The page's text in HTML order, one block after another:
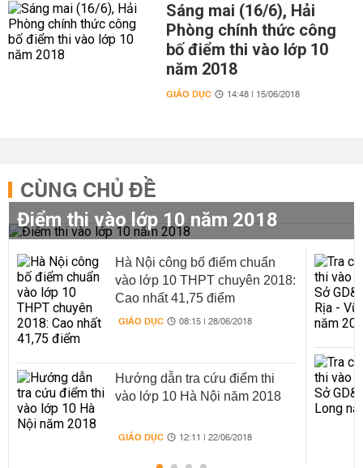
Sáng mai (16/6), Hải
Phòng chính thức công
bố điểm thi vào lớp 10
năm 2018
GIÁO DỤC 14:48 | 15/06/2018
CÙNG CHỦ ĐỀ
Điểm thi vào lớp 10 năm 2018
Hà Nội công bố điểm chuẩn
vào lớp 10 THPT chuyên 2018:
Cao nhất 41,75 điểm
GIÁO DỤC 08:15 | 28/06/2018
Hướng dẫn tra cứu điểm thi
vào lớp 10 Hà Nội năm 2018
GIÁO DỤC 12:11 | 22/06/2018